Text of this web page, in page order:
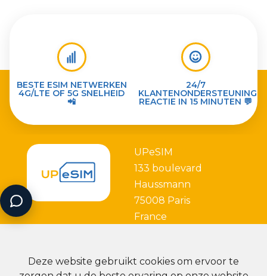
Deze website gebruikt cookies om ervoor te
BESTE ESIM NETWERKEN
4G/LTE OF 5G SNELHEID
📲
24/7
KLANTENONDERSTEUNING
REACTIE IN 15 MINUTEN 💬
UPeSIM
133 boulevard
Haussmann
75008 Paris
France